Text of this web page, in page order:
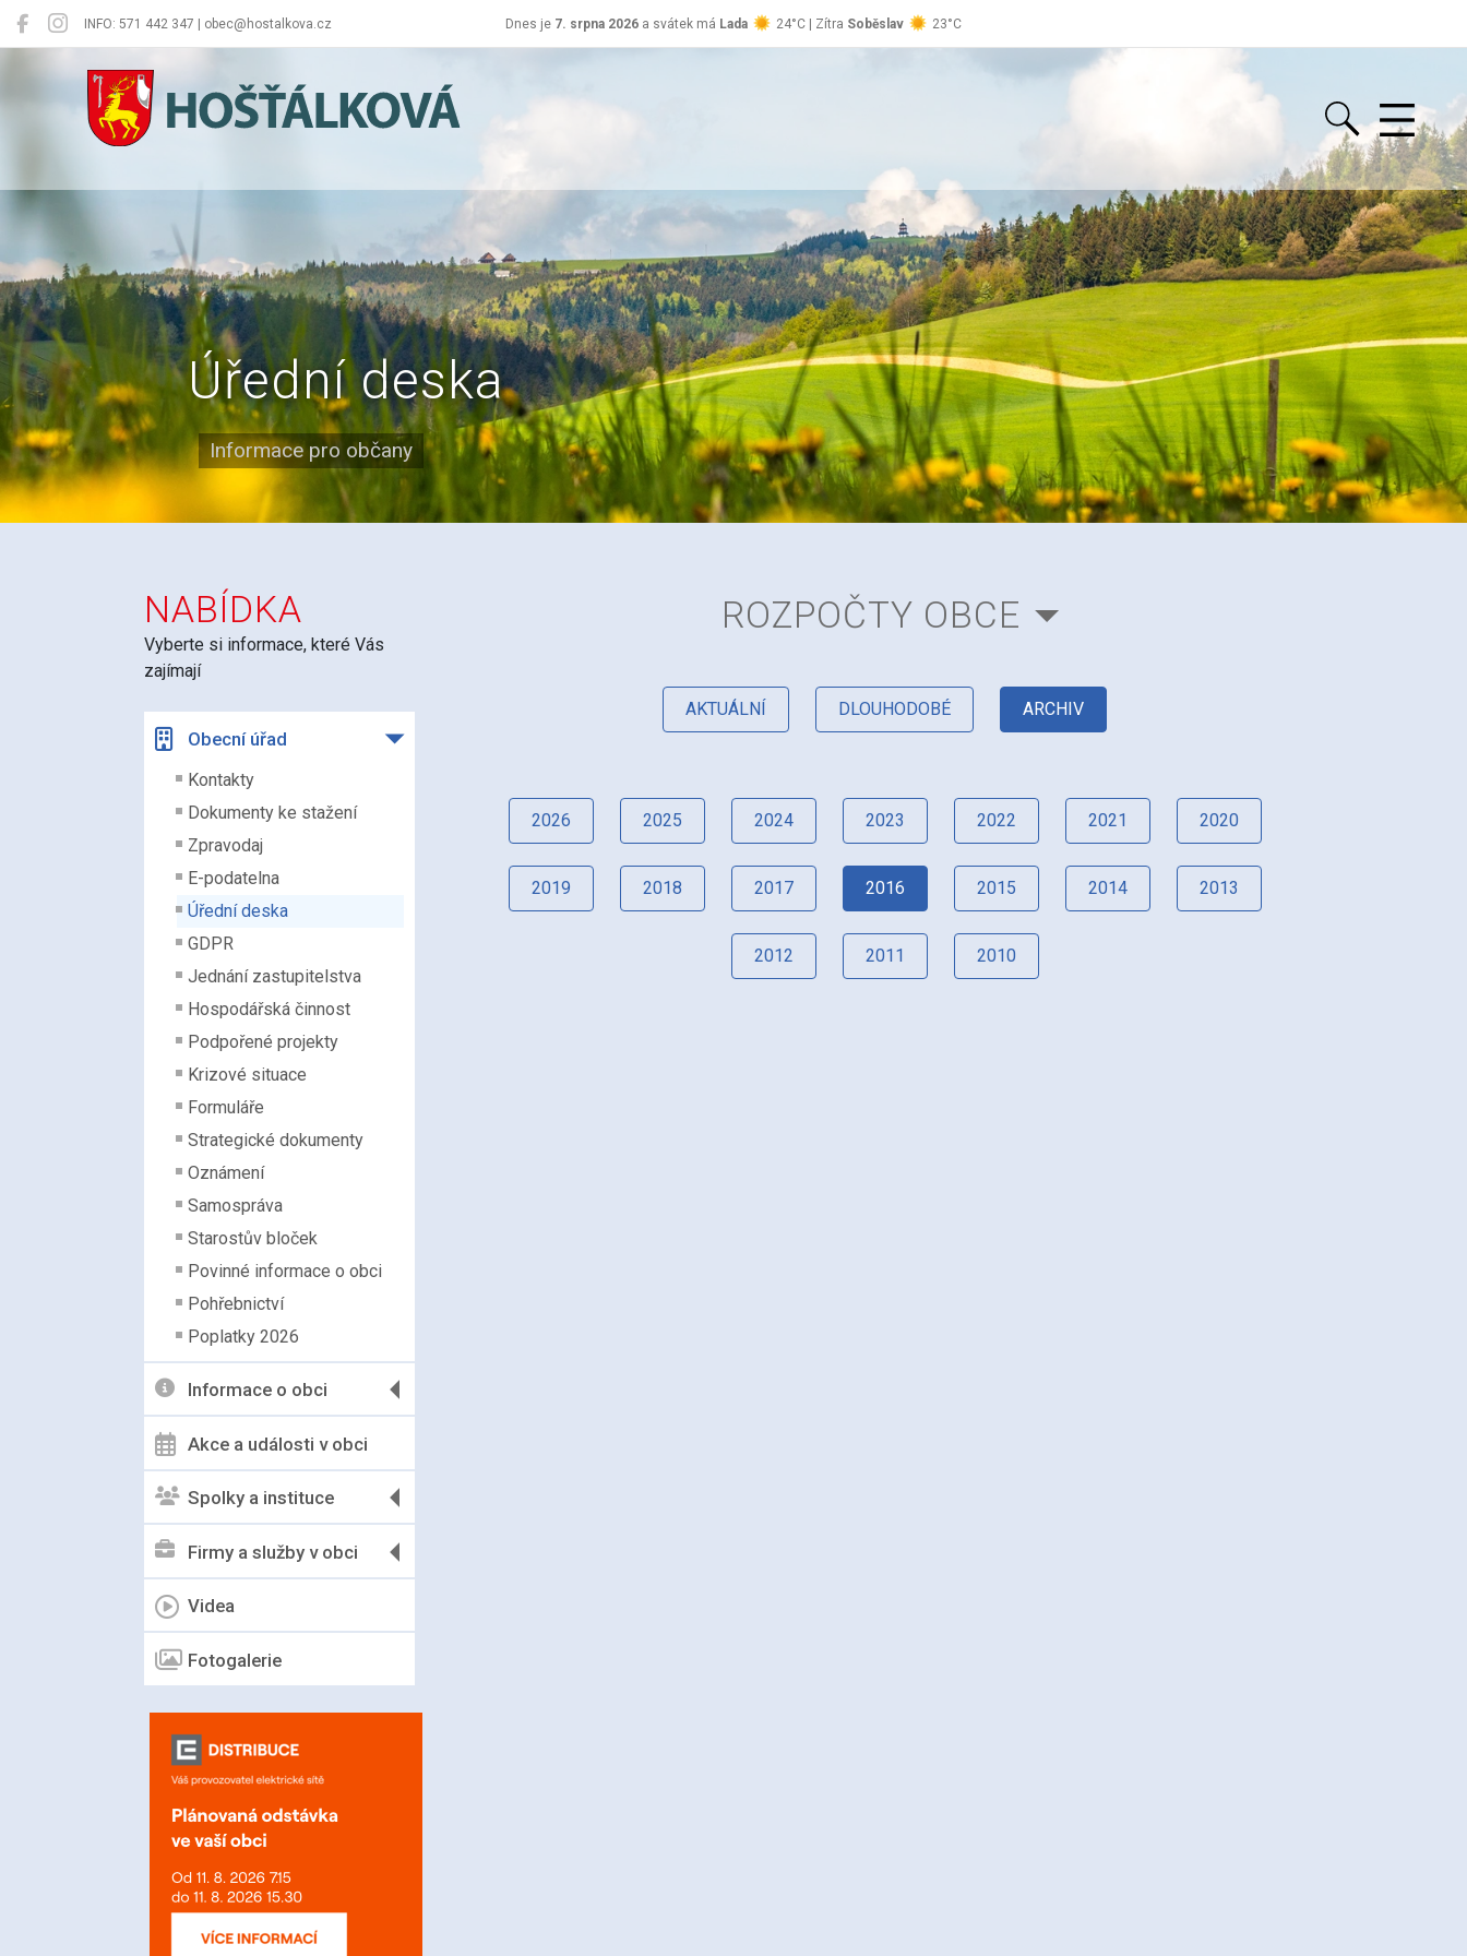
INFO: 571 442 347 | obec@hostalkova.cz Dnes je 7. srpna 2026 a svátek má Lada 24°C | Zítra Soběslav 23°C
Hošťálková
Úřední deska
Informace pro občany
NABÍDKA
Vyberte si informace, které Vás
zajímají
Obecní úřad
Kontakty
Dokumenty ke stažení
Zpravodaj
E-podatelna
Úřední deska
GDPR
Jednání zastupitelstva
Hospodářská činnost
Podpořené projekty
Krizové situace
Formuláře
Strategické dokumenty
Oznámení
Samospráva
Starostův bloček
Povinné informace o obci
Pohřebnictví
Poplatky 2026
Informace o obci
Akce a události v obci
Spolky a instituce
Firmy a služby v obci
Videa
Fotogalerie
ROZPOČTY OBCE
AKTUÁLNÍ DLOUHODOBÉ ARCHIV
2026 2025 2024 2023 2022 2021 2020
2019 2018 2017 2016 2015 2014 2013
2012 2011 2010